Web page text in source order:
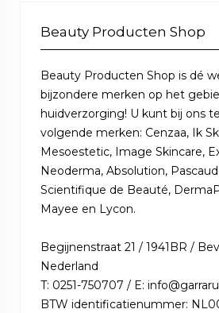
Beauty Producten Shop
Beauty Producten Shop is dé
bijzondere merken op het
huidverzorging! U kunt bij ons
volgende merken: Cenzaa, Ik
Mesoestetic, Image Skincare,
Neoderma, Absolution,
Scientifique de Beauté,
Mayee en Lycon.
Begijnenstraat 21 / 1941BR /
Nederland
T: 0251-750707 / E:
BTW identificatienummer: